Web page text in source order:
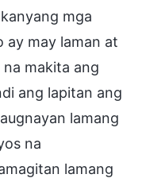
mga
ay may laman at
makita ang
ang lapitan ang
lamang
na
lamang